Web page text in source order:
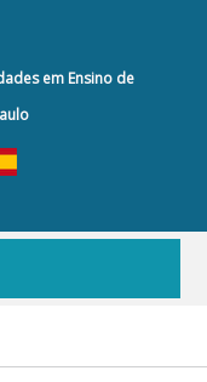
em Ensino de